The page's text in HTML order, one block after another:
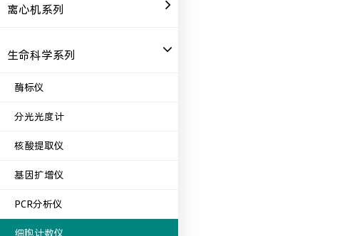
离心机系列
生命科学系列
酶标仪
分光光度计
核酸提取仪
基因扩增仪
PCR分析仪
细胞计数仪